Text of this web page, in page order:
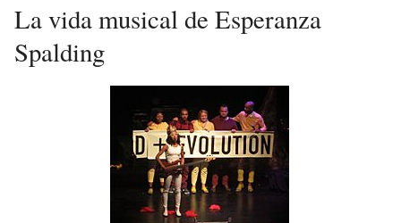
La vida musical de Esperanza
Spalding